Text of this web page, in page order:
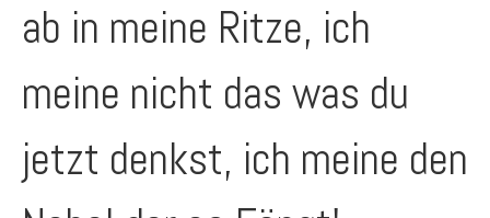
ab in meine Ritze, ich
meine nicht das was du
jetzt denkst, ich meine den